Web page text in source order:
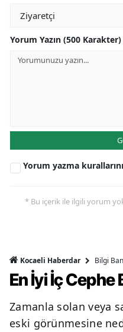
Yorum Yazın (500 Karakter)
Yorum yazma kurallarını
* Bu içerik ile ilgili yorum
Kocaeli Haberdar Bilgi
En İyi İç Cephe
Zamanla solan veya
eski görünmesine